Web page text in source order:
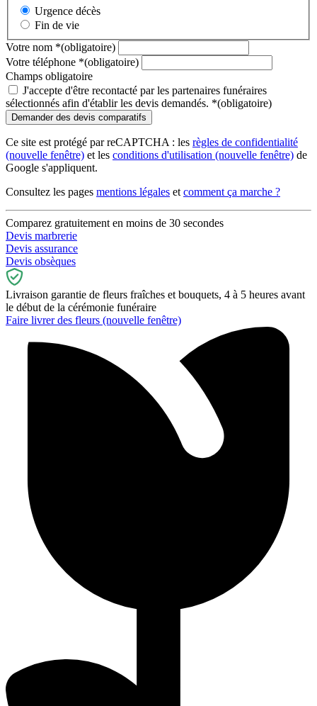
Urgence décès
Fin de vie
Votre nom *(obligatoire)
Votre téléphone *(obligatoire)
Champs obligatoire
J'accepte d'être recontacté par les partenaires funéraires
sélectionnés afin d'établir les devis demandés. *(obligatoire)
Ce site est protégé par reCAPTCHA : les règles de confidentialité
(nouvelle fenêtre) et les conditions d'utilisation (nouvelle fenêtre) de
Google s'appliquent.
Consultez les pages mentions légales et comment ça marche ?
Comparez gratuitement en moins de 30 secondes
Devis marbrerie
Devis assurance
Devis obsèques
Livraison garantie de fleurs fraîches et bouquets, 4 à 5 heures avant
le début de la cérémonie funéraire
Faire livrer des fleurs (nouvelle fenêtre)